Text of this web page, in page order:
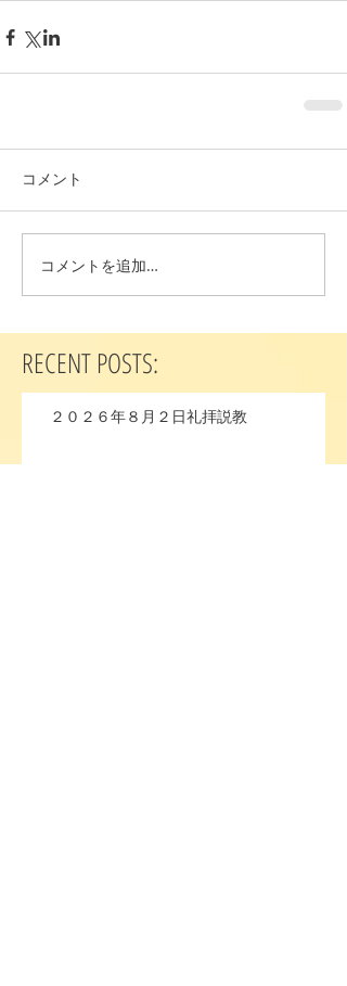
コメント
コメントを追加…
RECENT POSTS:
２０２６年８月２日礼拝説教